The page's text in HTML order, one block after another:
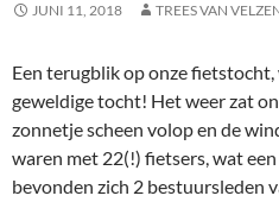
JUNI 11, 2018 TREES VAN
Een terugblik op onze
geweldige tocht! Het weer zat
zonnetje scheen volop en de
waren met 22(!) fietsers, wat
bevonden zich 2 bestuursleden